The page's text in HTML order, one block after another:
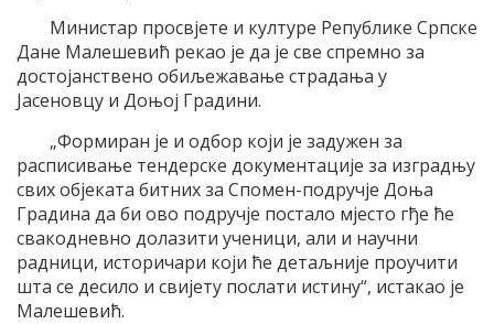
Министар просвјете и културе Републике Српске
Дане Малешевић рекао је да је све спремно за
достојанствено обиљежавање страдања у
Јасеновцу и Доњој Градини.
„Формиран је и одбор који је задужен за
расписивање тендерске документације за изградњу
свих објеката битних за Спомен-подручје Доња
Градина да би ово подручје постало мјесто гђе ће
свакодневно долазити ученици, али и научни
радници, историчари који ће детаљније проучити
шта се десило и свијету послати истину“, истакао је
Малешевић.